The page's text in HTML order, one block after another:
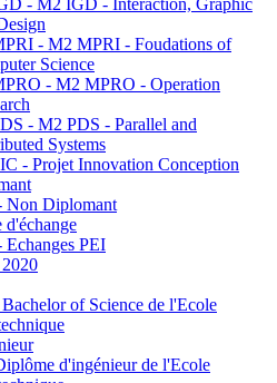
- M2 IGD - Interaction, Graphic
- M2 MPRI - Foudations of
Science
- M2 MPRO - Operation
- M2 PDS - Parallel and
Systems
- Projet Innovation Conception
Non Diplomant
d'échange
Echanges PEI
of Science de l'Ecole
d'ingénieur de l'Ecole